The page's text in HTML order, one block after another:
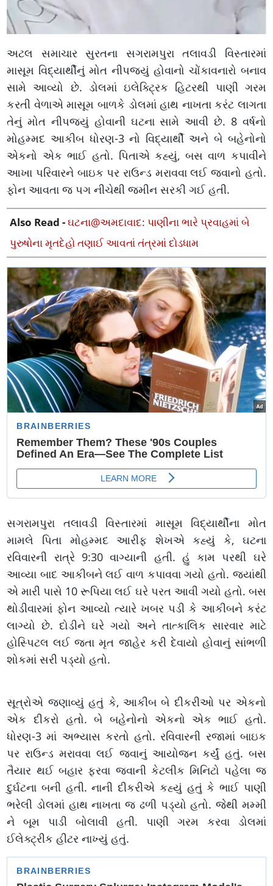
અટલ સમાચાર સુરતના સગરામપુરા તલાવડી વિસ્તારમાં
માસૂમ વિદ્યાર્થીનું મોત નીપજ્યું હોવાનો ચોંકાવનારો બનાવ
સામે આવ્યો છે. ડોલમાં ઇલેક્ટ્રિક હિટરથી પાણી ગરમ
કરતી વેળાએ માસૂમ બાળકે ડોલમાં હાથ નાખતા કરંટ લાગતા
તેનું મોત નીપજ્યું હોવાની ઘટના સામે આવી છે. 8 વર્ષનો
મોહમ્મદ આકીબ ધોરણ-3 નો વિદ્યાર્થી અને બે બહેનોનો
એકનો એક ભાઈ હતો. પિતાએ કહ્યું, બસ વાળ કપાવીને
આખા પરિવારને બાઇક પર રાઉન્ડ મરાવવા લઈ જવાનો હતો.
ફોન આવતા જ પગ નીચેથી જમીન સરકી ગઈ હતી.
Also Read -ઘટના@અમદાવાદ: પાણીના ભારે પ્રવાહમાં બે
પુરુષોના મૃતદેહો તણાઈ આવતાં તંત્રમાં દોડધામ
સગરામપુરા તલાવડી વિસ્તારમાં માસૂમ વિદ્યાર્થીના મોત
મામલે પિતા મોહમ્મદ આરીફ શેખએ કહ્યું કે, ઘટના
રવિવારની રાત્રે 9:30 વાગ્યાની હતી. હું કામ પરથી ઘરે
આવ્યા બાદ આકીબને લઈ વાળ કપાવવા ગયો હતો. જયાંથી
એ મારી પાસે 10 રૂપિયા લઈ ઘરે પરત આવી ગયો હતો. બસ
થોડીવારમાં ફોન આવ્યો ત્યારે ખબર પડી કે આકીબને કરંટ
લાગ્યો છે. દોડીને ઘરે ગયો અને તાત્કાલિક સારવાર માટે
હોસ્પિટલ લઈ જતા મૃત જાહેર કરી દેવાયો હોવાનું સાંભળી
શોકમાં સરી પડ્યો હતો.
સૂત્રોએ જણાવ્યું હતું કે, આકીબ બે દીકરીઓ પર એકનો
એક દીકરો હતો. બે બહેનોનો એકનો એક ભાઈ હતો.
ધોરણ-3 માં અભ્યાસ કરતો હતો. રવિવારની રજામાં બાઇક
પર રાઉન્ડ મરાવવા લઈ જવાનું આયોજન કર્યું હતું. બસ
તૈયાર થઈ બહાર ફરવા જવાની કેટલીક મિનિટો પહેલા જ
દુર્ઘટના બની હતી. નાની દીકરીએ કહ્યું હતું કે ભાઈ પાણી
ભરેલી ડોલમાં હાથ નાખતા જ ઢળી પડ્યો હતો. જેથી મમ્મી
ને બૂમ પાડી બોલાવી હતી. પાણી ગરમ કરવા ડોલમાં
ઈલેક્ટ્રીક હીટર નાખ્યું હતું.